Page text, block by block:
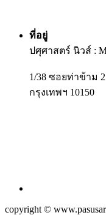
ที่อยู่
ปศุศาสตร์ นิวส์ :
1/38 ซอยท่าข้าม
กรุงเทพฯ 10150
copyright ©